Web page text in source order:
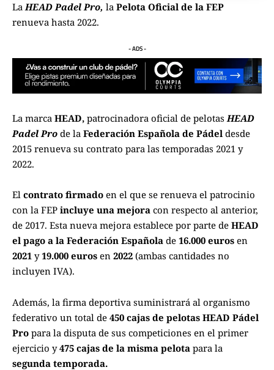
LaHEAD Padel Pro, la Pelota Oficial de la FEP
renueva hasta 2022.
- ADS -
La marca HEAD, patrocinadora oficial de pelotas HEAD
Padel Pro de la Federación Española de Pádel desde
2015 renueva su contrato para las temporadas 2021 y
2022.
El contrato firmado en el que se renueva el patrocinio
con la FEP incluye una mejora con respecto al anterior,
de 2017. Esta nueva mejora establece por parte de HEAD
el pago a la Federación Española de 16.000 euros en
2021 y19.000 euros en 2022 (ambas cantidades no
incluyen IVA).
Además, la firma deportiva suministrará al organismo
federativo un total de 450 cajas de pelotas HEAD Pádel
Pro para la disputa de sus competiciones en el primer
ejercicio y475 cajas de la misma pelota para la
segunda temporada.